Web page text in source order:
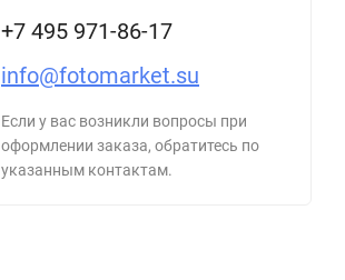
+7 495 971-86-17
info@fotomarket.su
Если у вас возникли вопросы при
оформлении заказа, обратитесь по
указанным контактам.